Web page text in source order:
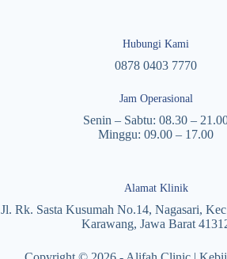
Hubungi Kami
0878 0403 7770
Jam Operasional
Senin – Sabtu: 08.30 –
Minggu: 09.00 – 17.00
Alamat Klinik
Jl. Rk. Sasta Kusumah No.14, Nagasari,
Karawang, Jawa Barat